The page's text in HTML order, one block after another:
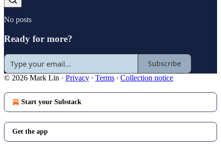
No posts
Ready for more?
Subscribe
© 2026 Mark Lin · Privacy ∙ Terms ∙ Collection notice
Start your Substack
Get the app